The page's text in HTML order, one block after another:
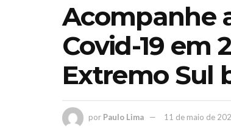
Acompanhe
Covid-19 em
Extremo Sul
por Paulo Lima 11 de maio de